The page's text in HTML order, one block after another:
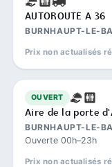
AUTOROUTE A 36
BURNHAUPT-LE-
Prix non actualisés
OUVERT
Aire de la porte
BURNHAUPT-LE-
Ouverte 00h–23h
Prix non actualisés